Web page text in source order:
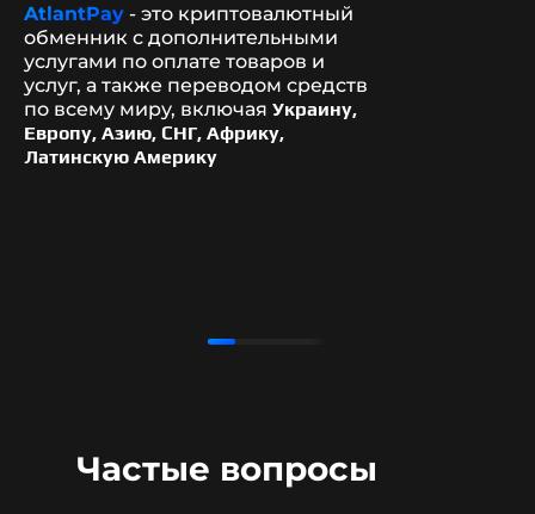
AtlantPay - это криптовалютный
обменник с дополнительными
услугами по оплате товаров и
услуг, а также переводом средств
по всему миру, включая Украину,
Европу, Азию, СНГ, Африку,
Латинскую Америку
Частые вопросы